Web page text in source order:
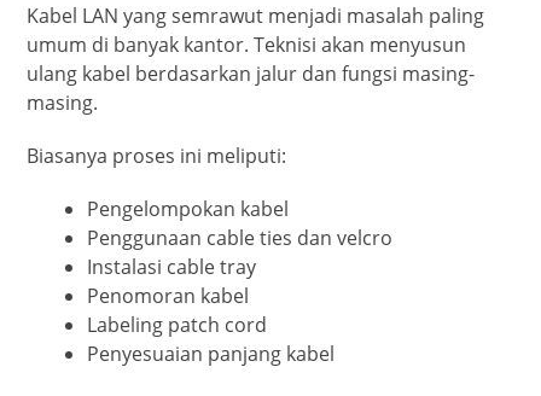
Kabel LAN yang semrawut menjadi masalah paling
umum di banyak kantor. Teknisi akan menyusun
ulang kabel berdasarkan jalur dan fungsi masing-
masing.
Biasanya proses ini meliputi:
Pengelompokan kabel
Penggunaan cable ties dan velcro
Instalasi cable tray
Penomoran kabel
Labeling patch cord
Penyesuaian panjang kabel